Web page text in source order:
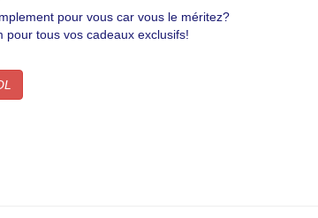
pour vous car vous le méritez?
pour tous vos cadeaux exclusifs!